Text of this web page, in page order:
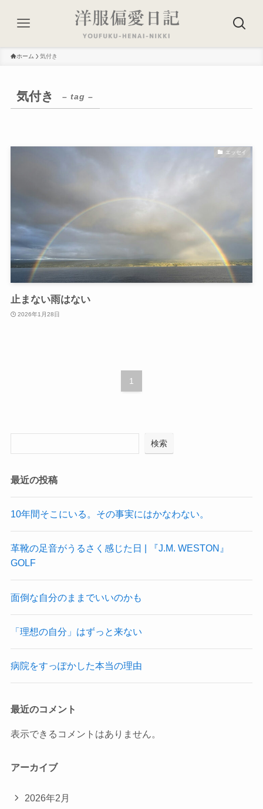
ホーム 気付き
気付き – tag –
エッセイ
止まない雨はない
2026年1月28日
1
検索
最近の投稿
10年間そこにいる。その事実にはかなわない。
革靴の足音がうるさく感じた日 | 『J.M. WESTON』
GOLF
面倒な自分のままでいいのかも
「理想の自分」はずっと来ない
病院をすっぽかした本当の理由
最近のコメント
表示できるコメントはありません。
アーカイブ
2026年2月